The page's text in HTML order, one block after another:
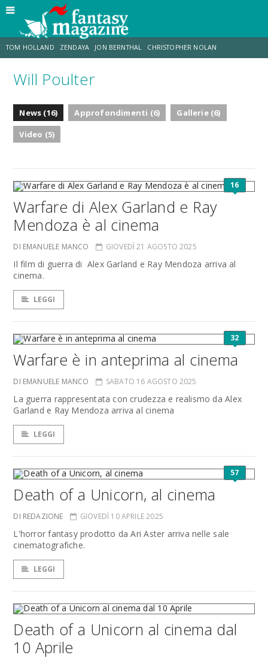
TOM HOLLAND ZENDAYA JON BERNTHAL CHRISTOPHER NOLAN
STRANIMONDI LUCCA COMICS & GAMES
JACOB BATALON
Will Poulter
News (16) Approfondimenti (6)
Gallerie (6)
Video (5)
16
Warfare di Alex Garland e Ray
Mendoza è al cinema
DI EMANUELE MANCO GIOVEDÌ 21 AGOSTO 2025
Il film di guerra di Alex Garland e Ray Mendoza arriva al
cinema.
LEGGI
32
Warfare è in anteprima al cinema
DI EMANUELE MANCO SABATO 16 AGOSTO 2025
La guerra rappresentata con crudezza e realismo da Alex
Garland e Ray Mendoza arriva al cinema
LEGGI
57
Death of a Unicorn, al cinema
DI REDAZIONE GIOVEDÌ 10 APRILE 2025
L'horror fantasy prodotto da Ari Aster arriva nelle sale
cinematografiche.
LEGGI
Death of a Unicorn al cinema dal
10 Aprile